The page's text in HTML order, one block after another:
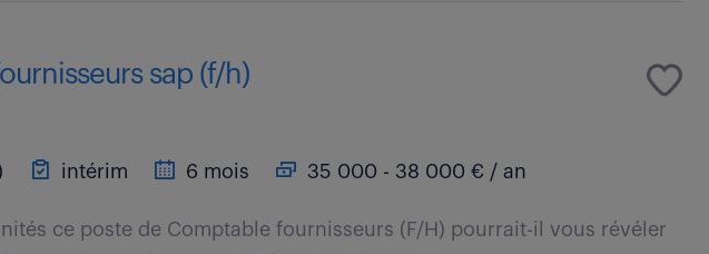
sap (f/h)
intérim 6 mois 35 000 - 38 000 € / an
ce poste de Comptable fournisseurs (F/H) pourrait-il vous révéler